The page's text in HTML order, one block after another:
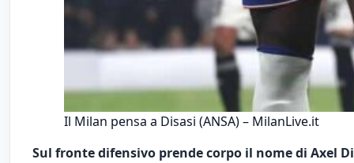
Il Milan pensa a Disasi (ANSA) – MilanLive.it
Sul fronte difensivo prende corpo il nome di Axel